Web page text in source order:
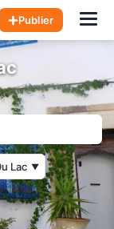
Publier
Lac ▼